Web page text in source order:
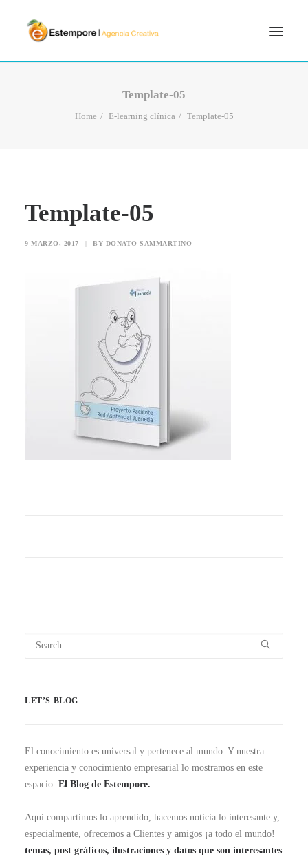
SEARCH
Template-05
Home E-learning clínica Template-05
Template-05
9 MARZO, 2017 | BY DONATO SAMMARTINO
LET’S BLOG
El conocimiento es universal y pertenece al mundo. Y nuestra
experiencia y conocimiento empresarial lo mostramos en este
espacio. El Blog de Estempore.
Aquí compartimos lo aprendido, hacemos noticia lo interesante y,
especialmente, ofrecemos a Clientes y amigos ¡a todo el mundo!
temas, post gráficos, ilustraciones y datos que son interesantes